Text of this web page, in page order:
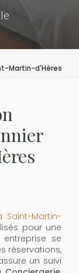
Martin-d'Hères
Saint-Martin-
pour une
se
réservations,
un suivi